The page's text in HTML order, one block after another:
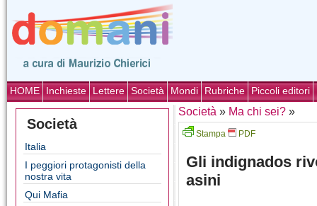
HOME Inchieste Lettere Società Mondi Rubriche Piccoli editori
Società
Italia
I peggiori protagonisti della
nostra vita
Qui Mafia
Società » Ma chi sei? »
Stampa PDF
Gli indignados
asini